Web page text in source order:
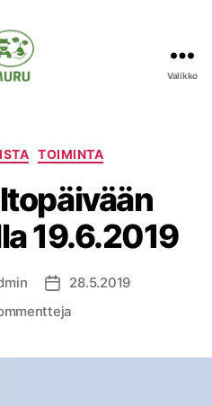
Valikko
Kategoriat
TOIMINTA
19.6.2019
Julkaisupäivämäärä
28.5.2019